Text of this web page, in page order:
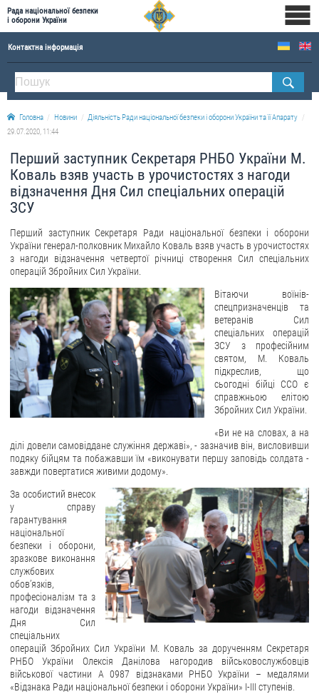
Рада національної безпеки
і оборони України
Контактна інформація
ПРО РНБОУ
Склад Ради національної безпеки і оборони України
Апарат Ради національної безпеки і оборони України
Історична довідка про діяльність Ради національної безпеки і оборони України
ОФІЦІЙНІ ДОКУМЕНТИ
Drone Deals
Фотогалерея
Відеогалерея
ЗВЕРНЕННЯ ГРОМАДЯН
Звернення громадян
Електронне звернення
Організація доступу до публічної інформації
Запит на отримання публічної інформації
Облік публічної інформації
Питання запобігання корупції
Публічні закупівлі
Внутрішній аудит
ДЕРЖАВНИЙ РЕЄСТР САНКЦІЙ
Головна Новини
Діяльність Ради національної безпеки і оборони України та її Апарату
29.07.2020, 11:44
Перший заступник Секретаря РНБО України М.
Коваль взяв участь в урочистостях з нагоди
відзначення Дня Сил спеціальних операцій
ЗСУ
Перший заступник Секретаря Ради національної безпеки і оборони
України генерал-полковник Михайло Коваль взяв участь в урочистостях
з нагоди відзначення четвертої річниці створення Сил спеціальних
операцій Збройних Сил України.
Вітаючи воїнів-
спецпризначенців та
ветеранів Сил
спеціальних операцій
ЗСУ з професійним
святом, М. Коваль
підкреслив, що
сьогодні бійці ССО є
справжньою елітою
Збройних Сил України.
«Ви не на словах, а на
ділі довели самовіддане служіння державі», - зазначив він, висловивши
подяку бійцям та побажавши їм «виконувати першу заповідь солдата -
завжди повертатися живими додому».
За особистий внесок
у справу
гарантування
національної
безпеки і оборони,
зразкове виконання
службових
обов’язків,
професіоналізм та з
нагоди відзначення
Дня Сил
спеціальних
операцій Збройних Сил України М. Коваль за дорученням Секретаря
РНБО України Олексія Данілова нагородив військовослужбовців
військової частини А 0987 відзнаками РНБО України – медалями
«Відзнака Ради національної безпеки і оборони України» І-ІІІ ступенів.